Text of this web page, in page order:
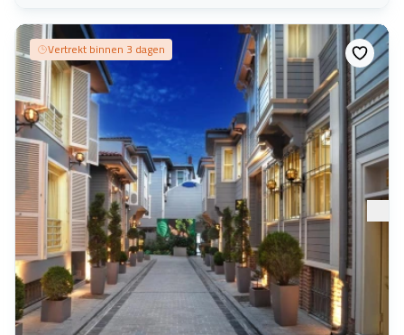
Vertrekt binnen 3 dagen